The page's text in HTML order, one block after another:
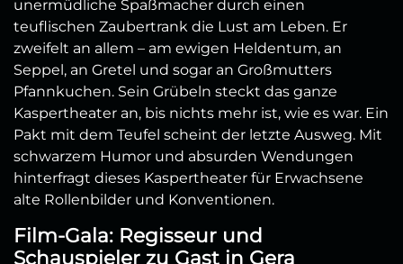
unermüdliche Spaßmacher durch einen
teuflischen Zaubertrank die Lust am Leben. Er
zweifelt an allem – am ewigen Heldentum, an
Seppel, an Gretel und sogar an Großmutters
Pfannkuchen. Sein Grübeln steckt das ganze
Kaspertheater an, bis nichts mehr ist, wie es war. Ein
Pakt mit dem Teufel scheint der letzte Ausweg. Mit
schwarzem Humor und absurden Wendungen
hinterfragt dieses Kaspertheater für Erwachsene
alte Rollenbilder und Konventionen.
Film-Gala: Regisseur und
Schauspieler zu Gast in Gera